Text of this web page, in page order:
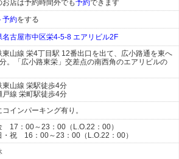
店は予約時間外でも予約できます
予約をする
名古屋市中区栄4-5-8 エアリビル2F
東山線 栄4丁目駅 12番出口を出て、広小路通を東へ
。「広小路東栄」交差点の南西角のエアリビルの
東山線 栄駅徒歩4分
戸線 栄町駅徒歩4分
インパーキング有り。
17：00～23：00（L.O.22：00）
・祝 16：00～23：00（L.O.22：00）